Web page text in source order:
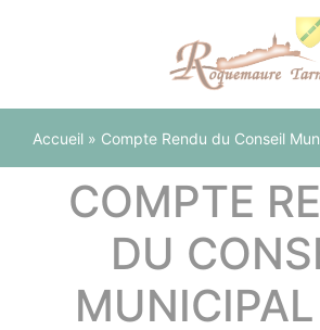
Accueil » Compte Rendu du Conseil
COMPTE
DU